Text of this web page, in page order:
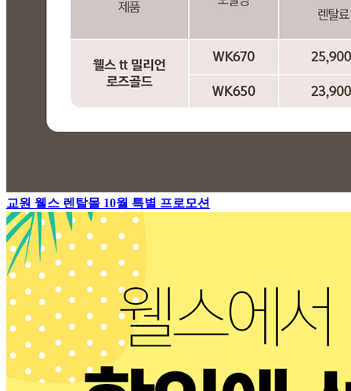
교원 웰스 렌탈몰 10월 특별 프로모션